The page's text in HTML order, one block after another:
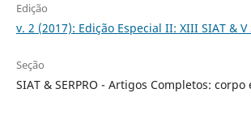
Edição
v. 2 (2017): Edição Especial II: XIII SIAT & V
Seção
SIAT & SERPRO - Artigos Completos: corpo